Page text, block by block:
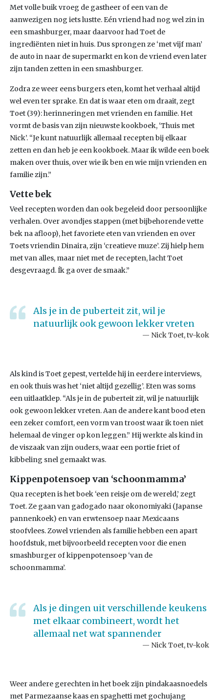
Met volle buik vroeg de gastheer of een van de
aanwezigen nog iets lustte. Eén vriend had nog wel zin in
een smashburger, maar daarvoor had Toet de
ingrediënten niet in huis. Dus sprongen ze ‘met vijf man’
de auto in naar de supermarkt en kon de vriend even later
zijn tanden zetten in een smashburger.
Zodra ze weer eens burgers eten, komt het verhaal altijd
wel even ter sprake. En dat is waar eten om draait, zegt
Toet (39): herinneringen met vrienden en familie. Het
vormt de basis van zijn nieuwste kookboek, ‘Thuis met
Nick’. “Je kunt natuurlijk allemaal recepten bij elkaar
zetten en dan heb je een kookboek. Maar ik wilde een boek
maken over thuis, over wie ik ben en wie mijn vrienden en
familie zijn.”
Vette bek
Veel recepten worden dan ook begeleid door persoonlijke
verhalen. Over avondjes stappen (met bijbehorende vette
bek na afloop), het favoriete eten van vrienden en over
Toets vriendin Dinaira, zijn ‘creatieve muze’. Zij hielp hem
met van alles, maar niet met de recepten, lacht Toet
desgevraagd. Ík ga over de smaak.”
Als je in de puberteit zit, wil je
natuurlijk ook gewoon lekker vreten
Nick Toet, tv-kok
Als kind is Toet gepest, vertelde hij in eerdere interviews,
en ook thuis was het ‘niet altijd gezellig’. Eten was soms
een uitlaatklep. “Als je in de puberteit zit, wil je natuurlijk
ook gewoon lekker vreten. Aan de andere kant bood eten
een zeker comfort, een vorm van troost waar ik toen niet
helemaal de vinger op kon leggen.” Hij werkte als kind in
de viszaak van zijn ouders, waar een portie friet of
kibbeling snel gemaakt was.
Kippenpotensoep van ‘schoonmamma’
Qua recepten is het boek ‘een reisje om de wereld,’ zegt
Toet. Ze gaan van gadogado naar okonomiyaki (Japanse
pannenkoek) en van erwtensoep naar Mexicaans
stoofvlees. Zowel vrienden als familie hebben een apart
hoofdstuk, met bijvoorbeeld recepten voor die enen
smashburger of kippenpotensoep ‘van de
schoonmamma’.
Als je dingen uit verschillende keukens
met elkaar combineert, wordt het
allemaal net wat spannender
Nick Toet, tv-kok
Weer andere gerechten in het boek zijn pindakaasnoedels
met Parmezaanse kaas en spaghetti met gochujang